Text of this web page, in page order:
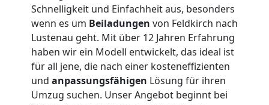
Schnelligkeit und Einfachheit aus, besonders
wenn es um Beiladungen von Feldkirch nach
Lustenau geht. Mit über 12 Jahren Erfahrung
haben wir ein Modell entwickelt, das ideal ist
für all jene, die nach einer kosteneffizienten
und anpassungsfähigen Lösung für ihren
Umzug suchen. Unser Angebot beginnt bei
Möbeltaxi
Feldkirch